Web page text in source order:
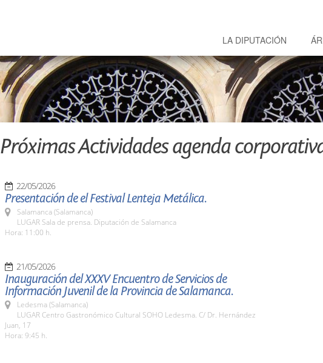
LA DIPUTACIÓN
Próximas Actividades agenda
22/05/2026
Presentación de el Festival Lenteja Metálica.
Salamanca (Salamanca)
LUGAR Sala de prensa. Diputación de Salamanca
Hora: 11:00 h.
21/05/2026
Inauguración del XXXV Encuentro de Servicios de
Información Juvenil de la Provincia de Salamanca.
Ledesma (Salamanca)
LUGAR Centro Gastronómico Cultural SOHO Ledesma. C/ Dr. Hernández
Juan, 17
Hora: 9:45 h.